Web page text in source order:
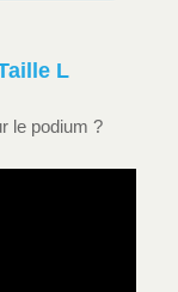
L
le podium ?